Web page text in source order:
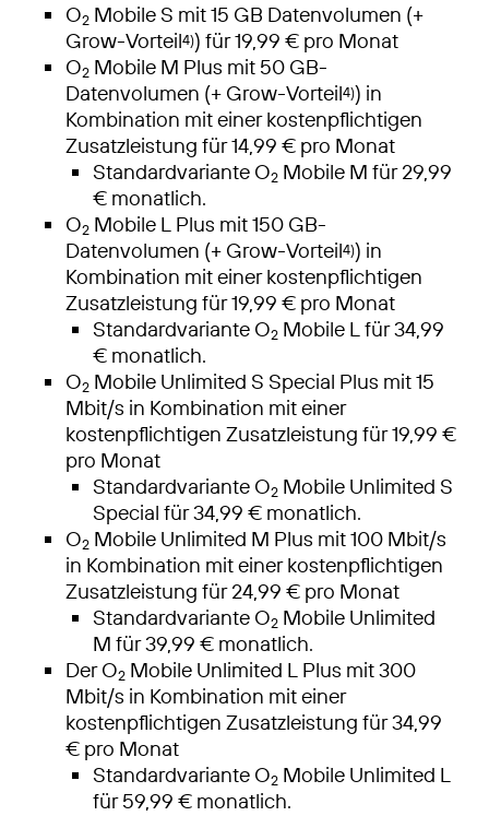
O2 Mobile S mit 15 GB Datenvolumen (+
Grow-Vorteil4)) für 19,99 € pro Monat
O2 Mobile M Plus mit 50 GB-
Datenvolumen (+ Grow-Vorteil4)) in
Kombination mit einer kostenpflichtigen
Zusatzleistung für 14,99 € pro Monat
Standardvariante O2 Mobile M für 29,99
€ monatlich.
O2 Mobile L Plus mit 150 GB-
Datenvolumen (+ Grow-Vorteil4)) in
Kombination mit einer kostenpflichtigen
Zusatzleistung für 19,99 € pro Monat
Standardvariante O2 Mobile L für 34,99
€ monatlich.
O2 Mobile Unlimited S Special Plus mit 15
Mbit/s in Kombination mit einer
kostenpflichtigen Zusatzleistung für 19,99 €
pro Monat
Standardvariante O2 Mobile Unlimited S
Special für 34,99 € monatlich.
O2 Mobile Unlimited M Plus mit 100 Mbit/s
in Kombination mit einer kostenpflichtigen
Zusatzleistung für 24,99 € pro Monat
Standardvariante O2 Mobile Unlimited
M für 39,99 € monatlich.
Der O2 Mobile Unlimited L Plus mit 300
Mbit/s in Kombination mit einer
kostenpflichtigen Zusatzleistung für 34,99
€ pro Monat
Standardvariante O2 Mobile Unlimited L
für 59,99 € monatlich.